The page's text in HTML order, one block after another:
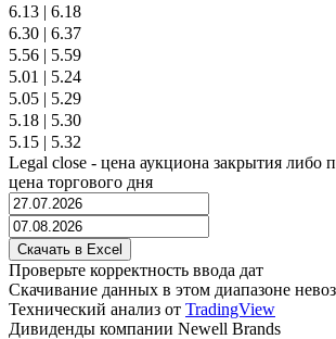
6.13 | 6.18
6.30 | 6.37
5.56 | 5.59
5.01 | 5.24
5.05 | 5.29
5.18 | 5.30
5.15 | 5.32
Legal close - цена аукциона закрытия либо
цена торгового дня
Проверьте корректность ввода дат
Скачивание данных в этом диапазоне
Технический анализ от TradingView
Дивиденды компании Newell Brands